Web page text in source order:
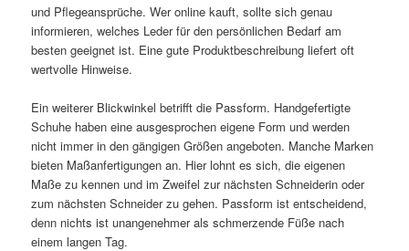
und Pflegeansprüche. Wer online kauft, sollte sich genau
informieren, welches Leder für den persönlichen Bedarf am
besten geeignet ist. Eine gute Produktbeschreibung liefert oft
wertvolle Hinweise.
Ein weiterer Blickwinkel betrifft die Passform. Handgefertigte
Schuhe haben eine ausgesprochen eigene Form und werden
nicht immer in den gängigen Größen angeboten. Manche Marken
bieten Maßanfertigungen an. Hier lohnt es sich, die eigenen
Maße zu kennen und im Zweifel zur nächsten Schneiderin oder
zum nächsten Schneider zu gehen. Passform ist entscheidend,
denn nichts ist unangenehmer als schmerzende Füße nach
einem langen Tag.